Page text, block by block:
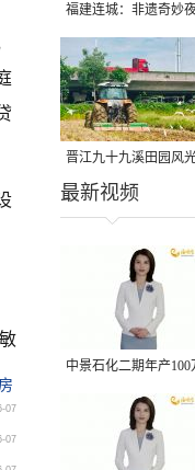
07
07
福建连城：非遗奇妙
亮夏夜
晋江九十九溪田园风
千亩早稻迎来成熟收割
最新视频
中景石化二期年产100
吨丙烷脱氢项目建成